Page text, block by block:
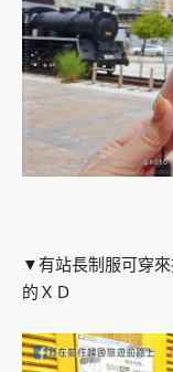
▼有站長制服可穿
的ＸＤ